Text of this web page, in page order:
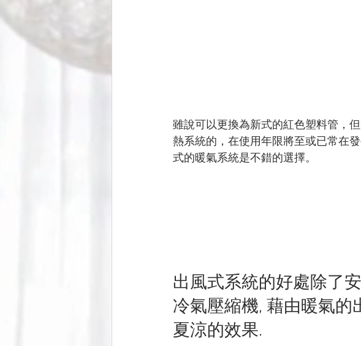
雖說可以更換為新式的紅色塑料管，
熱系統的，在使用年限將至或已常在
式的暖氣系統是不錯的選擇。
出風式系統的好處除了
冷氣壓縮機, 藉由暖氣的
夏涼的效果.